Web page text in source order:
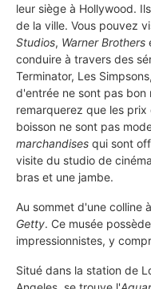
leur siège à Hollywood.
de la ville. Vous pouvez
Studios, Warner Brothers
conduire à travers des
Terminator, Les
d'entrée ne sont pas bon
remarquerez que les
boisson ne sont pas
marchandises qui sont
visite du studio de
bras et une jambe.
Au sommet d'une colline
Getty. Ce musée
impressionnistes, y
Situé dans la station de